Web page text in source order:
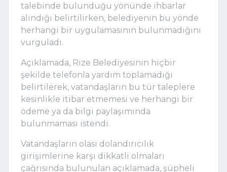
talebinde bulunduğu yönünde ihbarlar
alındığı belirtilirken, belediyenin bu yönde
herhangi bir uygulamasının bulunmadığını
vurguladı.
Açıklamada, Rize Belediyesinin hiçbir
şekilde telefonla yardım toplamadığı
belirtilerek, vatandaşların bu tür taleplere
kesinlikle itibar etmemesi ve herhangi bir
ödeme ya da bilgi paylaşımında
bulunmaması istendi.
Vatandaşların olası dolandırıcılık
girişimlerine karşı dikkatli olmaları
çağrısında bulunulan açıklamada, şüpheli